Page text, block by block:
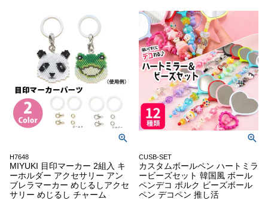
H7648
MIYUKI 目印マーカー 2組入 キ
ーホルダー アクセサリー アン
ブレラマーカー めじるしアクセ
サリー めじるし チャーム
CUSB-SET
カスタムボールペン ハートミラ
ービーズセット 韓国風 ボール
ペンデコ ボルク ビーズボール
ペン デコペン 推し活